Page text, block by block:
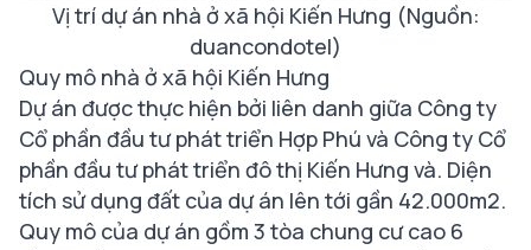
Vị trí dự án nhà ở xã hội Kiến Hưng (Nguồn:
duancondotel)
Quy mô nhà ở xã hội Kiến Hưng
Dự án được thực hiện bởi liên danh giữa Công ty
Cổ phần đầu tư phát triển Hợp Phú và Công ty Cổ
phần đầu tư phát triển đô thị Kiến Hưng và. Diện
tích sử dụng đất của dự án lên tới gần 42.000m2.
Quy mô của dự án gồm 3 tòa chung cư cao 6